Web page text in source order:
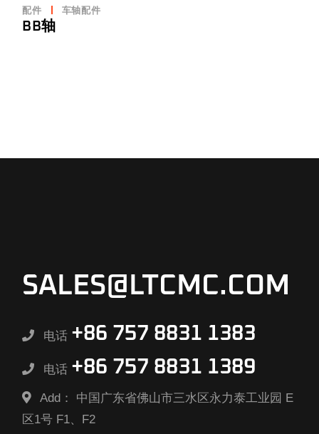
配件 车轴配件
BB轴
SALES@LTCMC.COM
电话 +86 757 8831 1383
电话 +86 757 8831 1389
Add： 中国广东省佛山市三水区永力泰工业园 E
区1号 F1、F2